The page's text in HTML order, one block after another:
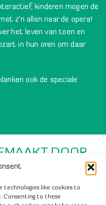
technologies like cookies to
Consenting to these
kinderen mogen de
z’n allen naar de opera!
het leven van toen en
in hun oren om daar
ook de speciale
DOOR